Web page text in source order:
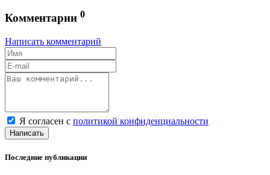
Комментарии 0
Написать комментарий
Я согласен с политикой конфиденциальности
Написать
Последние публикации